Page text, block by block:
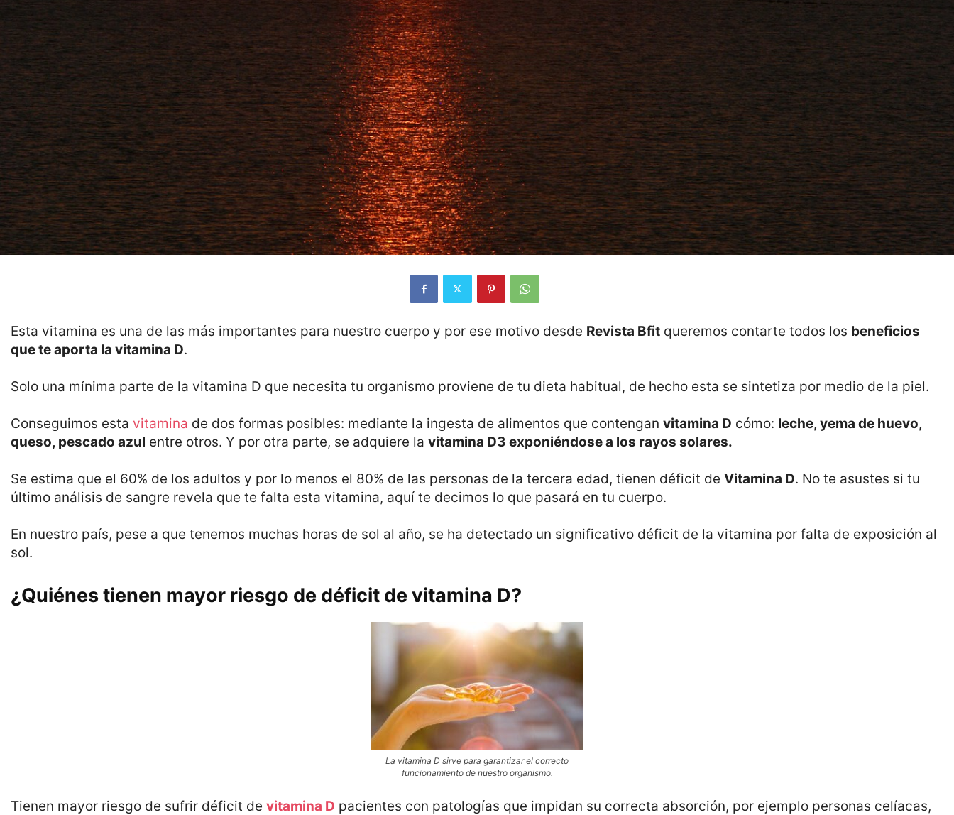
Esta vitamina es una de las más importantes para nuestro cuerpo y por ese motivo desde Revista Bfit queremos contarte todos los beneficios
que te aporta la vitamina D.
Solo una mínima parte de la vitamina D que necesita tu organismo proviene de tu dieta habitual, de hecho esta se sintetiza por medio de la piel.
Conseguimos esta vitamina de dos formas posibles: mediante la ingesta de alimentos que contengan vitamina D cómo: leche, yema de huevo,
queso, pescado azul entre otros. Y por otra parte, se adquiere la vitamina D3 exponiéndose a los rayos solares.
Se estima que el 60% de los adultos y por lo menos el 80% de las personas de la tercera edad, tienen déficit de Vitamina D. No te asustes si tu
último análisis de sangre revela que te falta esta vitamina, aquí te decimos lo que pasará en tu cuerpo.
En nuestro país, pese a que tenemos muchas horas de sol al año, se ha detectado un significativo déficit de la vitamina por falta de exposición al
sol.
¿Quiénes tienen mayor riesgo de déficit de vitamina D?
La vitamina D sirve para garantizar el correcto
funcionamiento de nuestro organismo.
Tienen mayor riesgo de sufrir déficit de vitamina D pacientes con patologías que impidan su correcta absorción, por ejemplo personas celíacas,